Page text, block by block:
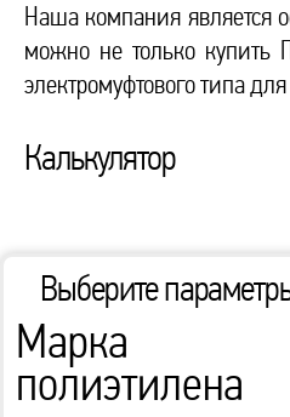
Наша компания
можно не только купить
электромуфтового типа
Калькулятор
Выберите
Марка
полиэтилена